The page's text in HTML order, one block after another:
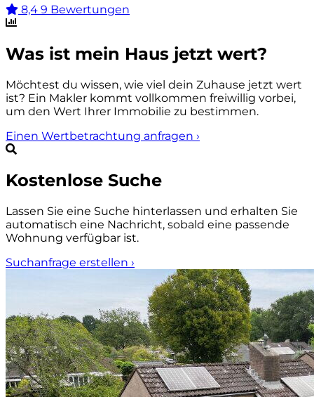
8,4 9 Bewertungen
Was ist mein Haus jetzt wert?
Möchtest du wissen, wie viel dein Zuhause jetzt wert
ist? Ein Makler kommt vollkommen freiwillig vorbei,
um den Wert Ihrer Immobilie zu bestimmen.
Einen Wertbetrachtung anfragen ›
Kostenlose Suche
Lassen Sie eine Suche hinterlassen und erhalten Sie
automatisch eine Nachricht, sobald eine passende
Wohnung verfügbar ist.
Suchanfrage erstellen ›